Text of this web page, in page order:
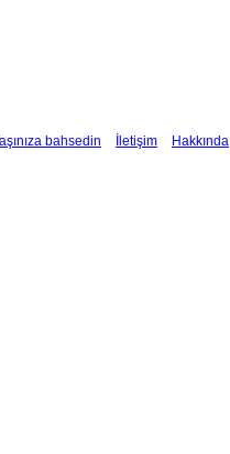
bahsedin İletişim Hakkında